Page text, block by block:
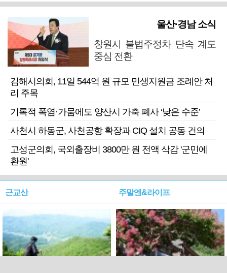
울산·경남 소식
창원시 불법주정차 단속 계도
중심 전환
김해시의회, 11일 544억 원 규모 민생지원금 조례안 처
리 주목
기록적 폭염·가뭄에도 양산시 가축 폐사 ‘낮은 수준’
사천시 하동군, 사천공항 확장과 CIQ 설치 공동 건의
고성군의회, 국외출장비 3800만 원 전액 삭감 '군민에
환원'
근교산 주말엔&라이프